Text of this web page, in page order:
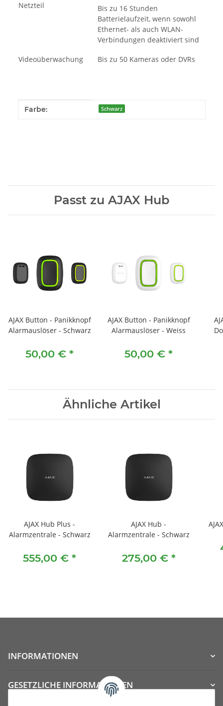
Netzteil
Bis zu 16 Stunden
Batterielaufzeit, wenn sowohl
Ethernet- als auch WLAN-
Verbindungen deaktiviert sind
Videoüberwachung Bis zu 50 Kameras oder DVRs
Produkteigenschaft
Wert
Farbe: Schwarz
Passt zu AJAX Hub
AJAX Button - Panikknopf
Alarmauslöser - Schwarz
50,00 € *
AJAX Button - Panikknopf
Alarmauslöser - Weiss
50,00 € *
Ähnliche Artikel
AJAX Hub Plus -
Alarmzentrale - Schwarz
555,00 € *
AJAX Hub -
Alarmzentrale - Schwarz
275,00 € *
INFORMATIONEN
GESETZLICHE INFORMATIONEN